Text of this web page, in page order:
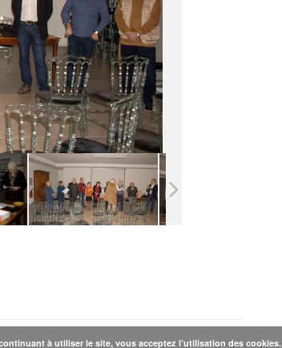
à utiliser le site, vous acceptez l’utilisation des cookies.